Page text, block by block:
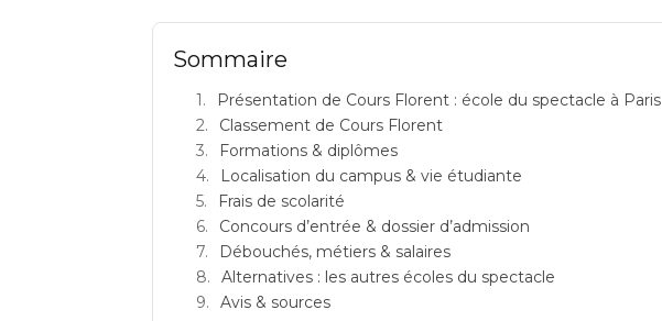
Sommaire
Présentation de Cours Florent : école du spectacle à Paris
Classement de Cours Florent
Formations & diplômes
Localisation du campus & vie étudiante
Frais de scolarité
Concours d’entrée & dossier d’admission
Débouchés, métiers & salaires
Alternatives : les autres écoles du spectacle
Avis & sources